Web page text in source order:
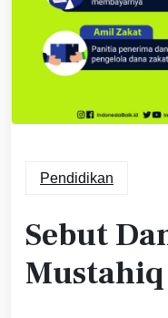
Pendidikan
Sebut